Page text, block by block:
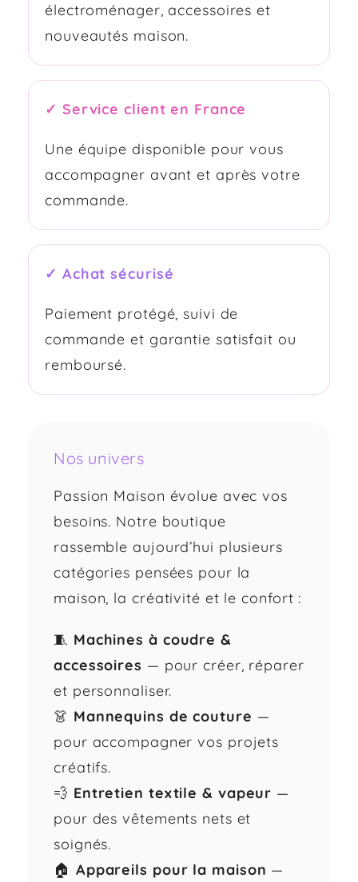
électroménager, accessoires et
nouveautés maison.
✓ Service client en France
Une équipe disponible pour vous
accompagner avant et après votre
commande.
✓ Achat sécurisé
Paiement protégé, suivi de
commande et garantie satisfait ou
remboursé.
Nos univers
Passion Maison évolue avec vos
besoins. Notre boutique
rassemble aujourd’hui plusieurs
catégories pensées pour la
maison, la créativité et le confort :
🧵 Machines à coudre &
accessoires — pour créer, réparer
et personnaliser.
👗 Mannequins de couture —
pour accompagner vos projets
créatifs.
💨 Entretien textile & vapeur —
pour des vêtements nets et
soignés.
🏠 Appareils pour la maison —